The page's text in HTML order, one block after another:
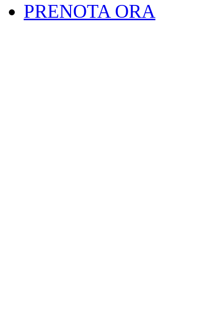
PRENOTA ORA